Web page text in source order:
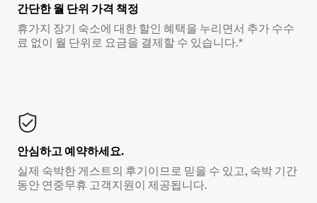
간단한 월 단위 가격 책정
휴가지 장기 숙소에 대한 할인 혜택을 누리면서 추가 수수
료 없이 월 단위로 요금을 결제할 수 있습니다.*
안심하고 예약하세요.
실제 숙박한 게스트의 후기이므로 믿을 수 있고, 숙박 기간
동안 연중무휴 고객지원이 제공됩니다.